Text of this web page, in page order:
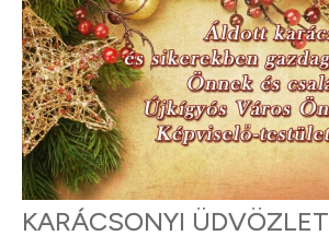
KARÁCSONYI ÜDVÖZLET